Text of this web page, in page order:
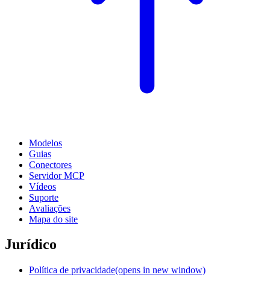
Modelos
Guias
Conectores
Servidor MCP
Vídeos
Suporte
Avaliações
Mapa do site
Jurídico
Política de privacidade(opens in new window)